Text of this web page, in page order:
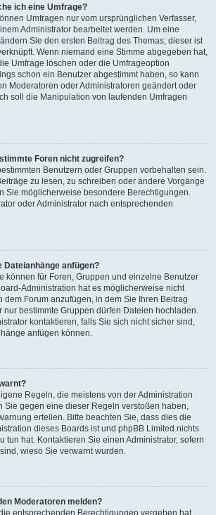
ich eine Umfrage?
Umfragen nur vom ursprünglichen Verfasser,
Administrator bearbeitet werden. Um eine
Sie den ersten Beitrag des Themas; dieser ist
Wenn niemand eine Stimme abgegeben hat,
Umfrage löschen oder die Umfrageoption
schon ein Benutzer abgestimmt haben, so kann
Moderatoren oder Administratoren geändert oder
soll die Manipulation von laufenden Umfragen
Foren nicht zugreifen?
Benutzern oder Gruppen vorbehalten sein.
zu lesen, zu schreiben oder andere Vorgänge
Sie möglicherweise besondere Berechtigungen.
oder Administrator nach entsprechenden
Dateianhänge anfügen?
können für Foren, Gruppen und einzelne Benutzer
Administration hat es möglicherweise nicht
dem Forum anzufügen, in dem Sie Ihren Beitrag
nur bestimmte Gruppen dürfen Dateien hochladen.
kontaktieren, falls Sie sich nicht sicher sind,
anfügen können.
Regeln, die meistens von der Administration
Sie gegen eine dieser Regeln verstoßen haben,
erteilen. Bitte beachten Sie, dass dies die
dieses Boards ist und phpBB Limited nichts
tun hat. Kontaktieren Sie einen Administrator, sofern
wieso Sie verwarnt wurden.
Moderatoren melden?
entsprechenden Berechtigungen vergeben hat,